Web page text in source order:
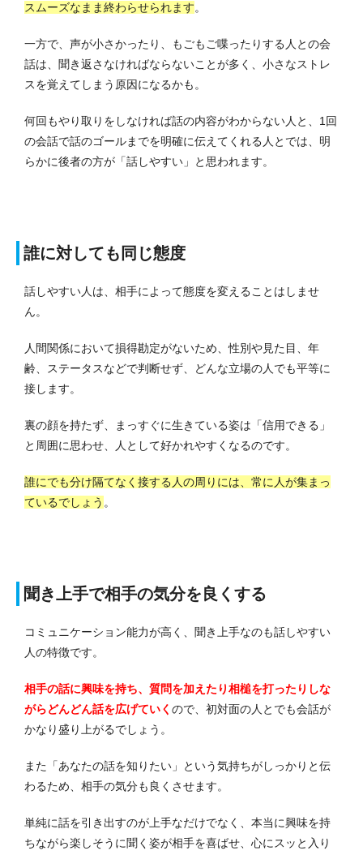
スムーズなまま終わらせられます。
一方で、声が小さかったり、もごもご喋ったりする人との会
話は、聞き返さなければならないことが多く、小さなストレ
スを覚えてしまう原因になるかも。
何回もやり取りをしなければ話の内容がわからない人と、1回
の会話で話のゴールまでを明確に伝えてくれる人とでは、明
らかに後者の方が「話しやすい」と思われます。
誰に対しても同じ態度
話しやすい人は、相手によって態度を変えることはしませ
ん。
人間関係において損得勘定がないため、性別や見た目、年
齢、ステータスなどで判断せず、どんな立場の人でも平等に
接します。
裏の顔を持たず、まっすぐに生きている姿は「信用できる」
と周囲に思わせ、人として好かれやすくなるのです。
誰にでも分け隔てなく接する人の周りには、常に人が集まっ
ているでしょう 。
聞き上手で相手の気分を良くする
コミュニケーション能力が高く、聞き上手なのも話しやすい
人の特徴です。
相手の話に興味を持ち、質問を加えたり相槌を打ったりしな
がらどんどん話を広げていく ので、初対面の人とでも会話が
かなり盛り上がるでしょう。
また「あなたの話を知りたい」という気持ちがしっかりと伝
わるため、相手の気分も良くさせます。
単純に話を引き出すのが上手なだけでなく、本当に興味を持
ちながら楽しそうに聞く姿が相手を喜ばせ、心にスッと入り